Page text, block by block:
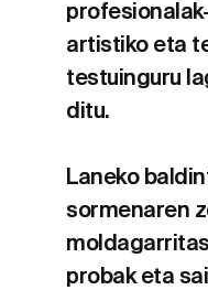
artistiko eta
testuinguru
ditu.
Laneko
sormenaren
probak eta